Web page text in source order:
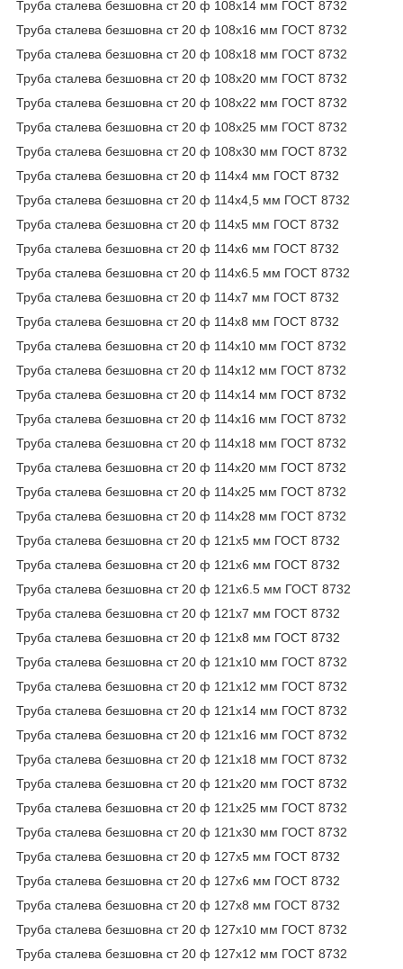
Труба сталева безшовна ст 20 ф 108х14 мм ГОСТ 8732
Труба сталева безшовна ст 20 ф 108х16 мм ГОСТ 8732
Труба сталева безшовна ст 20 ф 108х18 мм ГОСТ 8732
Труба сталева безшовна ст 20 ф 108х20 мм ГОСТ 8732
Труба сталева безшовна ст 20 ф 108х22 мм ГОСТ 8732
Труба сталева безшовна ст 20 ф 108х25 мм ГОСТ 8732
Труба сталева безшовна ст 20 ф 108х30 мм ГОСТ 8732
Труба сталева безшовна ст 20 ф 114х4 мм ГОСТ 8732
Труба сталева безшовна ст 20 ф 114х4,5 мм ГОСТ 8732
Труба сталева безшовна ст 20 ф 114х5 мм ГОСТ 8732
Труба сталева безшовна ст 20 ф 114х6 мм ГОСТ 8732
Труба сталева безшовна ст 20 ф 114х6.5 мм ГОСТ 8732
Труба сталева безшовна ст 20 ф 114х7 мм ГОСТ 8732
Труба сталева безшовна ст 20 ф 114х8 мм ГОСТ 8732
Труба сталева безшовна ст 20 ф 114х10 мм ГОСТ 8732
Труба сталева безшовна ст 20 ф 114х12 мм ГОСТ 8732
Труба сталева безшовна ст 20 ф 114х14 мм ГОСТ 8732
Труба сталева безшовна ст 20 ф 114х16 мм ГОСТ 8732
Труба сталева безшовна ст 20 ф 114х18 мм ГОСТ 8732
Труба сталева безшовна ст 20 ф 114х20 мм ГОСТ 8732
Труба сталева безшовна ст 20 ф 114х25 мм ГОСТ 8732
Труба сталева безшовна ст 20 ф 114х28 мм ГОСТ 8732
Труба сталева безшовна ст 20 ф 121х5 мм ГОСТ 8732
Труба сталева безшовна ст 20 ф 121х6 мм ГОСТ 8732
Труба сталева безшовна ст 20 ф 121х6.5 мм ГОСТ 8732
Труба сталева безшовна ст 20 ф 121х7 мм ГОСТ 8732
Труба сталева безшовна ст 20 ф 121х8 мм ГОСТ 8732
Труба сталева безшовна ст 20 ф 121х10 мм ГОСТ 8732
Труба сталева безшовна ст 20 ф 121х12 мм ГОСТ 8732
Труба сталева безшовна ст 20 ф 121х14 мм ГОСТ 8732
Труба сталева безшовна ст 20 ф 121х16 мм ГОСТ 8732
Труба сталева безшовна ст 20 ф 121х18 мм ГОСТ 8732
Труба сталева безшовна ст 20 ф 121х20 мм ГОСТ 8732
Труба сталева безшовна ст 20 ф 121х25 мм ГОСТ 8732
Труба сталева безшовна ст 20 ф 121х30 мм ГОСТ 8732
Труба сталева безшовна ст 20 ф 127х5 мм ГОСТ 8732
Труба сталева безшовна ст 20 ф 127х6 мм ГОСТ 8732
Труба сталева безшовна ст 20 ф 127х8 мм ГОСТ 8732
Труба сталева безшовна ст 20 ф 127х10 мм ГОСТ 8732
Труба сталева безшовна ст 20 ф 127х12 мм ГОСТ 8732